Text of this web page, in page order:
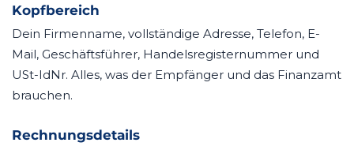
Kopfbereich
Dein Firmenname, vollständige Adresse, Telefon, E-
Mail, Geschäftsführer, Handelsregisternummer und
USt-IdNr. Alles, was der Empfänger und das Finanzamt
brauchen.
Rechnungsdetails